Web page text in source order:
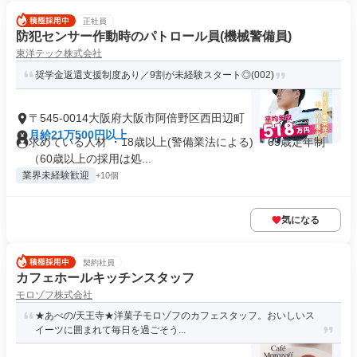
正社員
防犯センサー作動時のパトロール員(機械警備員)
東洋テック株式会社
奨学金返還支援制度あり／9割が未経験スタート◎(002)
〒545-0014大阪府大阪市阿倍野区西田辺町
月給21万500円以上
求めている人材 ・18歳以上(警備業法による) ・65歳定年制
（60歳以上の採用は処...
業界未経験歓迎 +10個
気になる
契約社員
カフェホールキッチンスタッフ
モロゾフ株式会社
★あべの/天王寺★洋菓子モロゾフのカフェスタッフ。おいしいス
イーツに囲まれて毎日を過ごそう...